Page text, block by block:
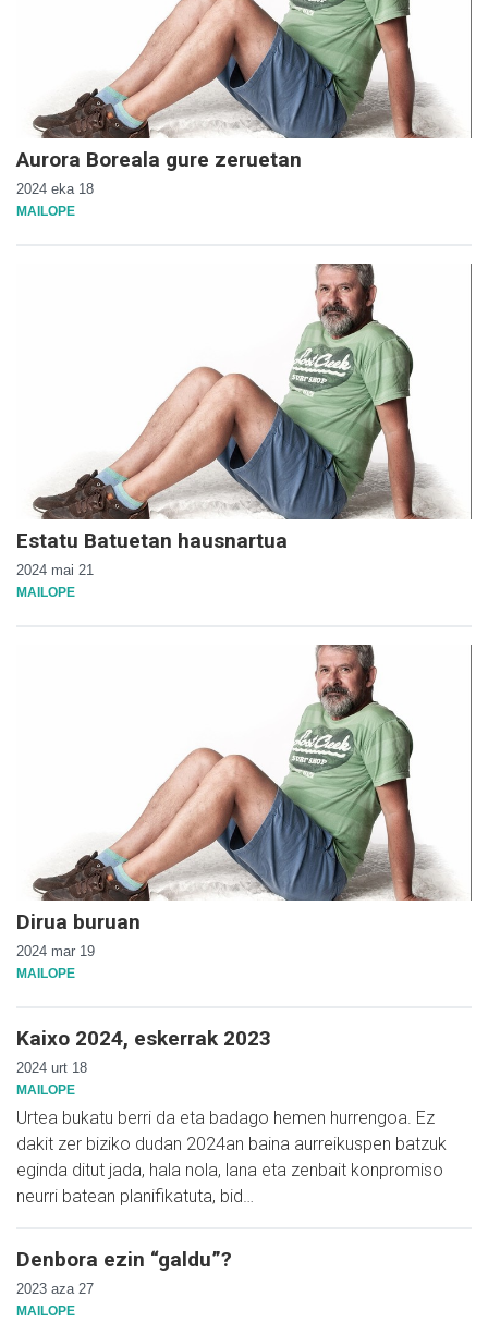
Aurora Boreala gure zeruetan
2024 eka 18
MAILOPE
Estatu Batuetan hausnartua
2024 mai 21
MAILOPE
Dirua buruan
2024 mar 19
MAILOPE
Kaixo 2024, eskerrak 2023
2024 urt 18
MAILOPE
Urtea bukatu berri da eta badago hemen hurrengoa. Ez
dakit zer biziko dudan 2024an baina aurreikuspen batzuk
eginda ditut jada, hala nola, lana eta zenbait konpromiso
neurri batean planifikatuta, bid…
Denbora ezin “galdu”?
2023 aza 27
MAILOPE